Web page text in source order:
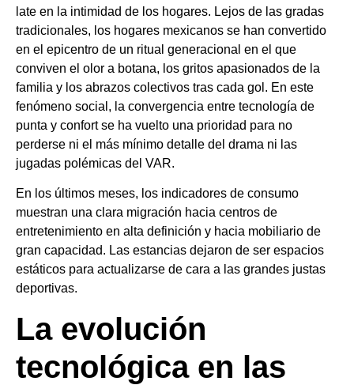
late en la intimidad de los hogares. Lejos de las gradas
tradicionales, los hogares mexicanos se han convertido
en el epicentro de un ritual generacional en el que
conviven el olor a botana, los gritos apasionados de la
familia y los abrazos colectivos tras cada gol. En este
fenómeno social, la convergencia entre tecnología de
punta y confort se ha vuelto una prioridad para no
perderse ni el más mínimo detalle del drama ni las
jugadas polémicas del VAR.
En los últimos meses, los indicadores de consumo
muestran una clara migración hacia centros de
entretenimiento en alta definición y hacia mobiliario de
gran capacidad. Las estancias dejaron de ser espacios
estáticos para actualizarse de cara a las grandes justas
deportivas.
La evolución
tecnológica en las